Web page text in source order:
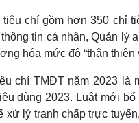
tiêu chí gồm hơn 350 chỉ
tin cá nhân, Quản lý
hóa mức độ “thân
chí TMĐT năm 2023 là
dùng 2023. Luật mới
xử lý tranh chấp trực